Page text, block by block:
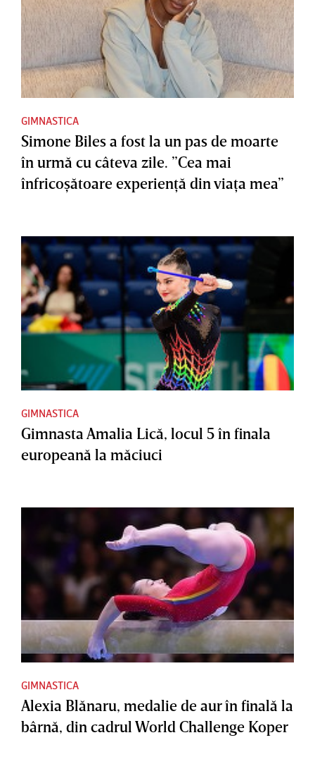
GIMNASTICA
Simone Biles a fost la un pas de moarte
în urmă cu câteva zile. ”Cea mai
înfricoşătoare experienţă din viaţa mea”
GIMNASTICA
Gimnasta Amalia Lică, locul 5 în finala
europeană la măciuci
GIMNASTICA
Alexia Blănaru, medalie de aur în finală la
bârnă, din cadrul World Challenge Koper